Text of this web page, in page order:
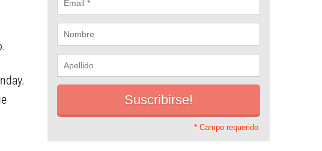
* Campo requerido